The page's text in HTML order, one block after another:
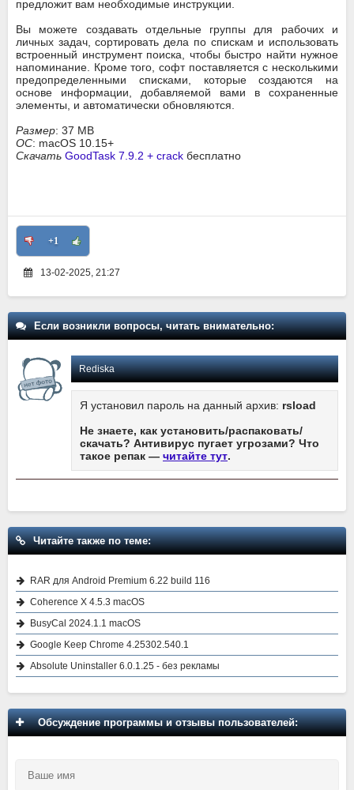
предложит вам необходимые инструкции.
Вы можете создавать отдельные группы для рабочих и
личных задач, сортировать дела по спискам и использовать
встроенный инструмент поиска, чтобы быстро найти нужное
напоминание. Кроме того, софт поставляется с несколькими
предопределенными списками, которые создаются на
основе информации, добавляемой вами в сохраненные
элементы, и автоматически обновляются.
Размер: 37 MB
ОС: macOS 10.15+
Скачать GoodTask 7.9.2 + crack бесплатно
+1
13-02-2025, 21:27
Если возникли вопросы, читать внимательно:
Rediska
Я установил пароль на данный архив: rsload
Не знаете, как установить/распаковать/
скачать? Антивирус пугает угрозами? Что
такое репак — читайте тут.
Читайте также по теме:
RAR для Android Premium 6.22 build 116
Coherence X 4.5.3 macOS
BusyCal 2024.1.1 macOS
Google Keep Chrome 4.25302.540.1
Absolute Uninstaller 6.0.1.25 - без рекламы
Обсуждение программы и отзывы пользователей: